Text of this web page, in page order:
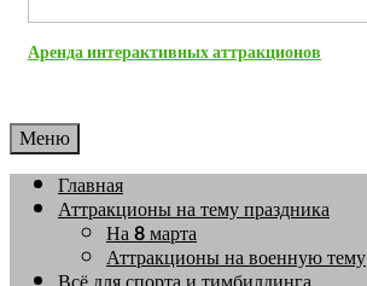
Аренда интерактивных аттракционов
Меню
Главная
Аттракционы на тему праздника
На 8 марта
Аттракционы на военную тему